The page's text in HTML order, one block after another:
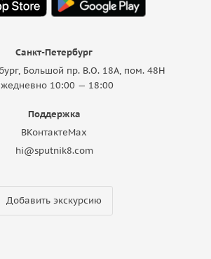
Санкт-Петербург
Большой пр. В.О. 18A, пом. 48Н
10:00 — 18:00
Поддержка
ВКонтактеMax
hi@sputnik8.com
Добавить экскурсию